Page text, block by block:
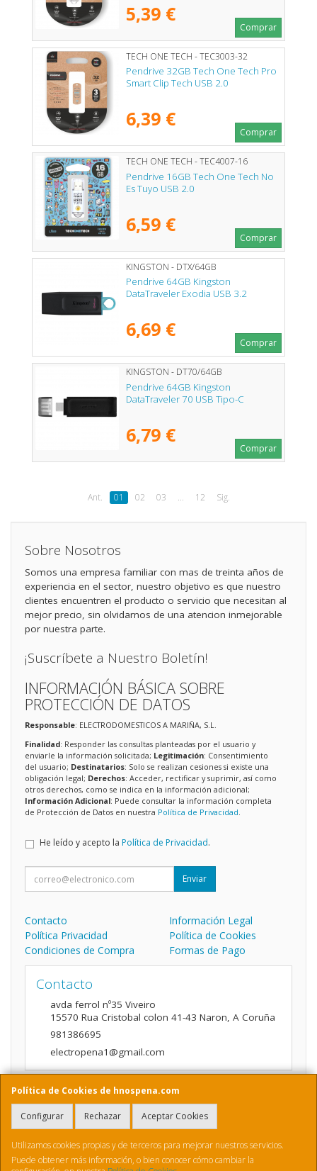
5,39 €
Comprar
TECH ONE TECH - TEC3003-32
Pendrive 32GB Tech One Tech Pro
Smart Clip Tech USB 2.0
6,39 €
Comprar
TECH ONE TECH - TEC4007-16
Pendrive 16GB Tech One Tech No
Es Tuyo USB 2.0
6,59 €
Comprar
KINGSTON - DTX/64GB
Pendrive 64GB Kingston
DataTraveler Exodia USB 3.2
6,69 €
Comprar
KINGSTON - DT70/64GB
Pendrive 64GB Kingston
DataTraveler 70 USB Tipo-C
6,79 €
Comprar
Ant. 01 02 03 ... 12 Sig.
Política de Cookies de hnospena.com
Configurar Rechazar Aceptar Cookies
Utilizamos cookies propias y de terceros para mejorar nuestros servicios.
Puede obtener más información, o bien conocer cómo cambiar la
Sobre Nosotros
Somos una empresa familiar con mas de treinta años de
experiencia en el sector, nuestro objetivo es que nuestro
clientes encuentren el producto o servicio que necesitan al
mejor precio, sin olvidarnos de una atencion inmejorable
por nuestra parte.
¡Suscríbete a Nuestro Boletín!
INFORMACIÓN BÁSICA SOBRE
PROTECCIÓN DE DATOS
Responsable: ELECTRODOMESTICOS A MARIÑA, S.L.
Finalidad: Responder las consultas planteadas por el usuario y
enviarle la información solicitada; Legitimación: Consentimiento
del usuario; Destinatarios: Solo se realizan cesiones si existe una
obligación legal; Derechos: Acceder, rectificar y suprimir, así como
otros derechos, como se indica en la información adicional;
Información Adicional: Puede consultar la información completa
de Protección de Datos en nuestra Política de Privacidad
He leído y acepto la Política de Privacidad.
Enviar
Contacto
Información Legal
Política Privacidad
Política de Cookies
Condiciones de Compra
Formas de Pago
Contacto
avda ferrol nº35 Viveiro
15570 Rua Cristobal colon 41-43 Naron, A Coruña
981386695
electropena1@gmail.com
Horario
9:00 a 14:00 y de 16:00 A 20:00